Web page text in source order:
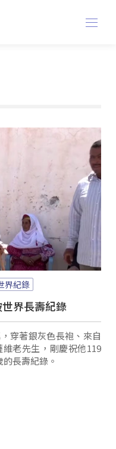
界紀錄
界長壽紀錄
穿著銀灰色長袍、來自
老先生，剛慶祝他119
長壽紀錄。